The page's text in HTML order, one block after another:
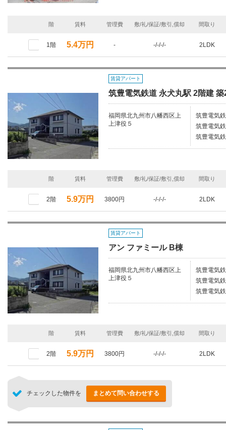
階 賃料 管理費 敷/礼/保証/敷引,償却 間取り
1階 5.4万円 - -/-/-/- 2LDK
賃貸アパート
筑豊電気鉄道 永犬丸駅 2階建 築
福岡県北九州市八幡西区上
上津役５
筑豊電気
筑豊電気
筑豊電気
階 賃料 管理費 敷/礼/保証/敷引,償却 間取り
2階 5.9万円 3800円 -/-/-/- 2LDK
賃貸アパート
アン ファミール B棟
福岡県北九州市八幡西区上
上津役５
筑豊電気
筑豊電気
筑豊電気
階 賃料 管理費 敷/礼/保証/敷引,償却 間取り
2階 5.9万円 3800円 -/-/-/- 2LDK
チェックした物件を まとめて問い合わせする